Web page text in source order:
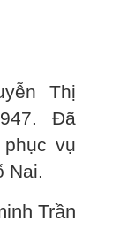
Thị
Đã
vụ
Nai.
Trần